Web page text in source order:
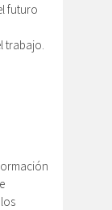
futuro
trabajo.